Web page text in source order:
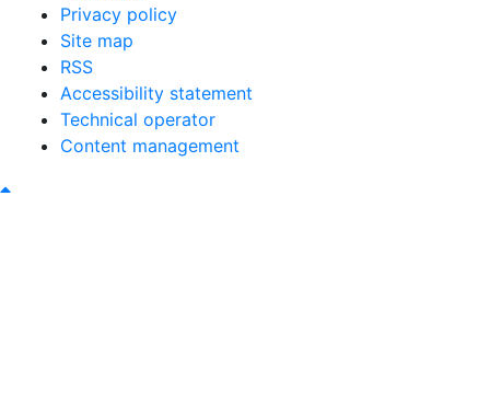
Privacy policy
Site map
RSS
Accessibility statement
Technical operator
Content management